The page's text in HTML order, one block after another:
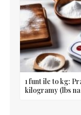
1 funt ile to kg:
kilogramy (lbs